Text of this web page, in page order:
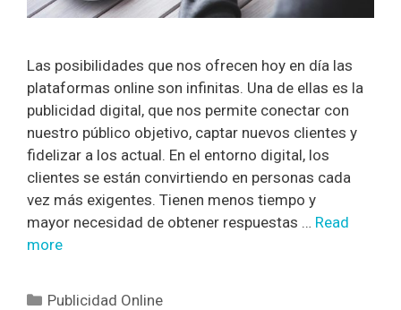
Las posibilidades que nos ofrecen hoy en día las
plataformas online son infinitas. Una de ellas es la
publicidad digital, que nos permite conectar con
nuestro público objetivo, captar nuevos clientes y
fidelizar a los actual. En el entorno digital, los
clientes se están convirtiendo en personas cada
vez más exigentes. Tienen menos tiempo y
mayor necesidad de obtener respuestas … Read
more
Publicidad Online